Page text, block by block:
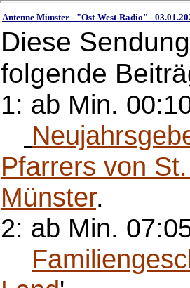
Antenne Münster - "Ost-West-Radio" -
Diese
folgende
1: ab Min.
Pfarrers von
Münster.
2: ab Min. 07: